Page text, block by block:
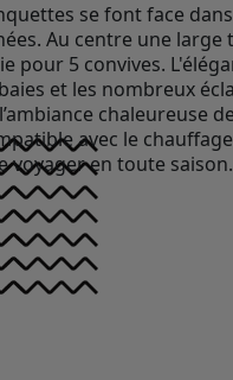
se font face
Au centre une large
pour 5 convives.
et les nombreux
chaleureuse
avec le chauffage
voyager en toute saison.